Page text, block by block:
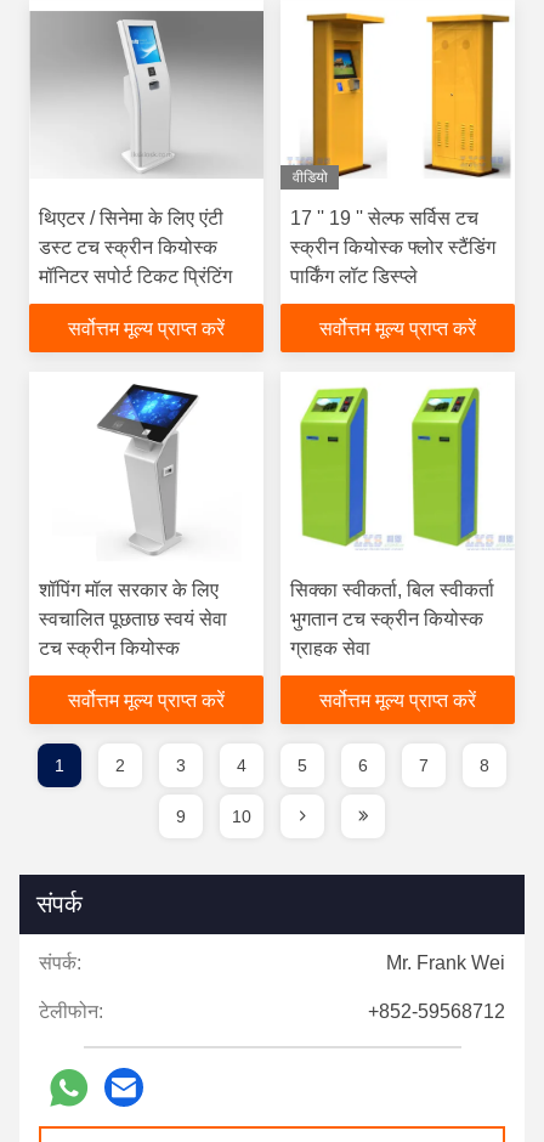
थिएटर / सिनेमा के लिए एंटी
डस्ट टच स्क्रीन कियोस्क
मॉनिटर सपोर्ट टिकट प्रिंटिंग
सर्वोत्तम मूल्य प्राप्त करें
वीडियो
17 '' 19 '' सेल्फ सर्विस टच
स्क्रीन कियोस्क फ्लोर स्टैंडिंग
पार्किंग लॉट डिस्प्ले
सर्वोत्तम मूल्य प्राप्त करें
शॉपिंग मॉल सरकार के लिए
स्वचालित पूछताछ स्वयं सेवा
टच स्क्रीन कियोस्क
सर्वोत्तम मूल्य प्राप्त करें
सिक्का स्वीकर्ता, बिल स्वीकर्ता
भुगतान टच स्क्रीन कियोस्क
ग्राहक सेवा
सर्वोत्तम मूल्य प्राप्त करें
1 2 3 4 5 6 7 8
9 10
संपर्क
संपर्क: Mr. Frank Wei
टेलीफोन: +852-59568712